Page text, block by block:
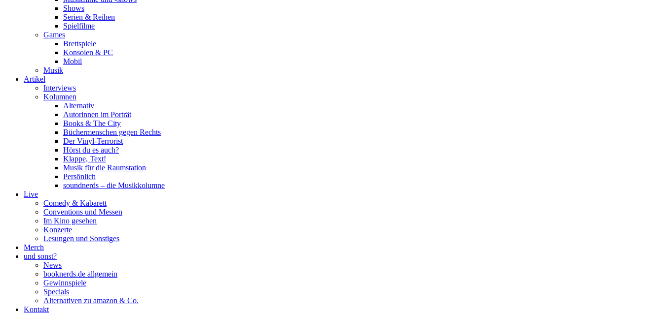
Shows
Serien & Reihen
Spielfilme
Games
Brettspiele
Konsolen & PC
Mobil
Musik
Artikel
Interviews
Kolumnen
Alternativ
Autorinnen im Porträt
Books & The City
Büchermenschen gegen Rechts
Der Vinyl-Terrorist
Hörst du es auch?
Klappe, Text!
Musik für die Raumstation
Persönlich
soundnerds – die Musikkolumne
Live
Comedy & Kabarett
Conventions und Messen
Im Kino gesehen
Konzerte
Lesungen und Sonstiges
Merch
und sonst?
News
booknerds.de allgemein
Gewinnspiele
Specials
Alternativen zu amazon & Co.
Kontakt